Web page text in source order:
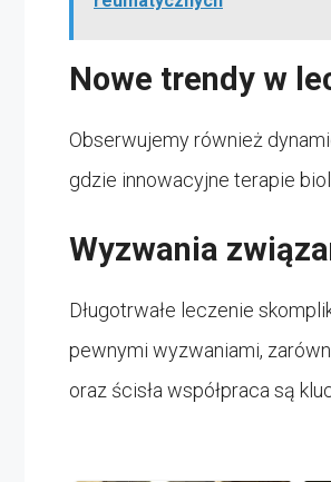
Nowe trendy w
Obserwujemy również
gdzie innowacyjne terapie
Wyzwania
Długotrwałe leczenie
pewnymi wyzwaniami,
oraz ścisła współpraca są